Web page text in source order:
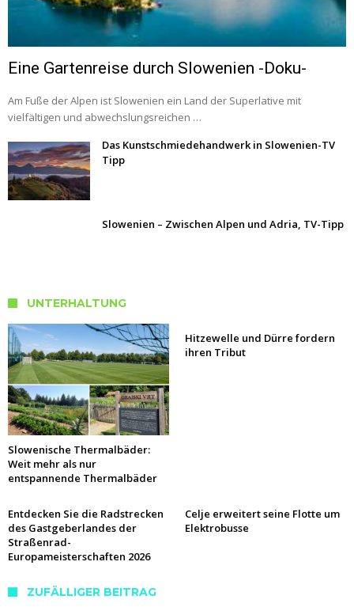
Eine Gartenreise durch Slowenien -Doku-
Am Fuße der Alpen ist Slowenien ein Land der Superlative mit
vielfältigen und abwechslungsreichen …
Das Kunstschmiedehandwerk in Slowenien-TV
Tipp
Slowenien – Zwischen Alpen und Adria, TV-Tipp
UNTERHALTUNG
Slowenische Thermalbäder:
Weit mehr als nur
entspannende Thermalbäder
Hitzewelle und Dürre fordern
ihren Tribut
Entdecken Sie die Radstrecken
des Gastgeberlandes der
Straßenrad-
Europameisterschaften 2026
Celje erweitert seine Flotte um
Elektrobusse
ZUFÄLLIGER BEITRAG